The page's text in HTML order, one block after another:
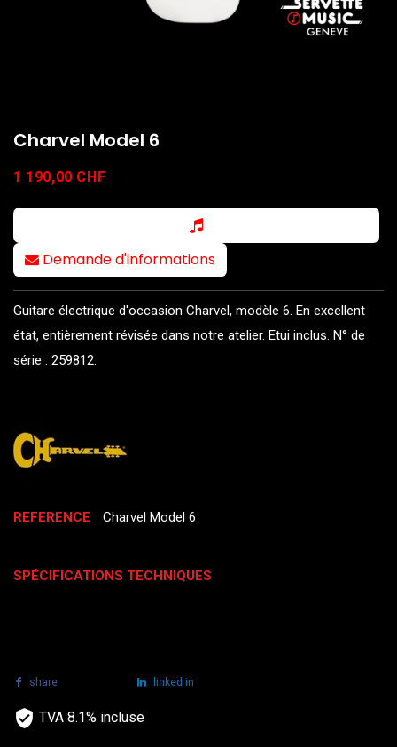
Charvel Model 6
1 190,00 CHF
Demande d'informations
Guitare électrique d'occasion Charvel, modèle 6. En excellent
état, entièrement révisée dans notre atelier. Etui inclus. N° de
série : 259812.
REFERENCE Charvel Model 6
SPÉCIFICATIONS TECHNIQUES
share linked in
TVA 8.1% incluse